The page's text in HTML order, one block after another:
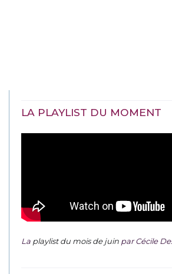
LA PLAYLIST DU MOMENT
La playlist du mois de juin par Cécile